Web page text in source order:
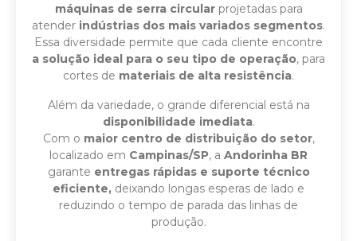
máquinas de serra circularprojetadas para
atender indústrias dos mais variados segmentos.
Essa diversidade permite que cada cliente encontre
a solução ideal para o seu tipo de operação, para
cortes de materiais de alta resistência.
Além da variedade, o grande diferencial está na
disponibilidade imediata.
Com o maior centro de distribuição do setor,
localizado em Campinas/SP, a Andorinha BR
garante entregas rápidas e suporte técnico
eficiente, deixando longas esperas de lado e
reduzindo o tempo de parada das linhas de
produção.